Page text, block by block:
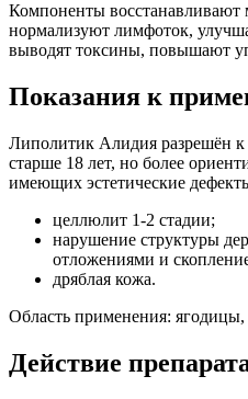
Компоненты восстанавливают
нормализуют лимфоток,
выводят токсины, повышают
Показания к
Липолитик Алидия разрешён
старше 18 лет, но более
имеющих эстетические
целлюлит 1-2 стадии;
нарушение структуры
отложениями и
дряблая кожа.
Область применения:
Действие